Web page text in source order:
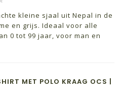
kleine sjaal uit Nepal in de
en grijs. Ideaal voor alle
0 tot 99 jaar, voor man en
aan!
MET POLO KRAAG OCS |